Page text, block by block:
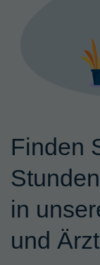
Finden
in
und